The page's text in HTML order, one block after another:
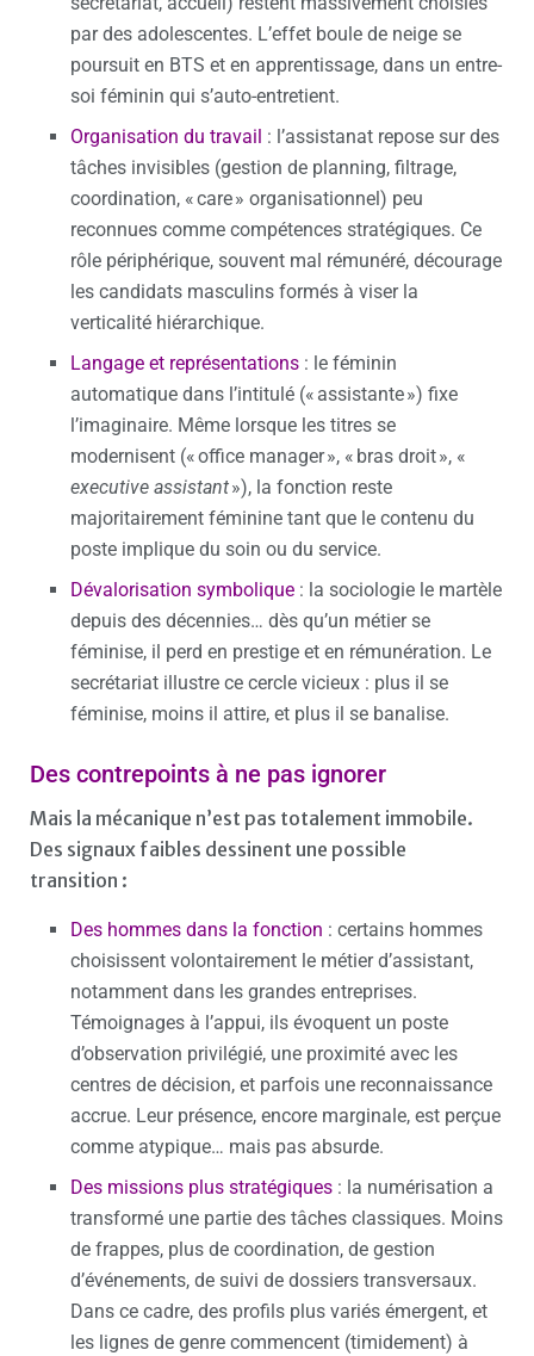
par des adolescentes. L’effet boule de neige se
poursuit en BTS et en apprentissage, dans un entre-
soi féminin qui s’auto-entretient.
Organisation du travail : l’assistanat repose sur des
tâches invisibles (gestion de planning, filtrage,
coordination, « care » organisationnel) peu
reconnues comme compétences stratégiques. Ce
rôle périphérique, souvent mal rémunéré, décourage
les candidats masculins formés à viser la
verticalité hiérarchique.
Langage et représentations : le féminin
automatique dans l’intitulé (« assistante ») fixe
l’imaginaire. Même lorsque les titres se
modernisent (« office manager », « bras droit », «
executive assistant»), la fonction reste
majoritairement féminine tant que le contenu du
poste implique du soin ou du service.
Dévalorisation symbolique : la sociologie le martèle
depuis des décennies… dès qu’un métier se
féminise, il perd en prestige et en rémunération. Le
secrétariat illustre ce cercle vicieux : plus il se
féminise, moins il attire, et plus il se banalise.
Des contrepoints à ne pas ignorer
Mais la mécanique n’est pas totalement immobile.
Des signaux faibles dessinent une possible
transition :
Des hommes dans la fonction : certains hommes
choisissent volontairement le métier d’assistant,
notamment dans les grandes entreprises.
Témoignages à l’appui, ils évoquent un poste
d’observation privilégié, une proximité avec les
centres de décision, et parfois une reconnaissance
accrue. Leur présence, encore marginale, est perçue
comme atypique… mais pas absurde.
Des missions plus stratégiques : la numérisation a
transformé une partie des tâches classiques. Moins
de frappes, plus de coordination, de gestion
d’événements, de suivi de dossiers transversaux.
Dans ce cadre, des profils plus variés émergent, et
les lignes de genre commencent (timidement) à